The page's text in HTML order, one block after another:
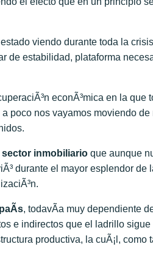
viendo durante toda la
de estabilidad, plataforma
econÃ³mica en la que
poco nos vayamos moviendo de
sector inmobiliario que aunque
durante el mayor esplendor de
, todavÃ­a muy dependiente
e indirectos que el ladrillo
productiva, la cuÃ¡l, como